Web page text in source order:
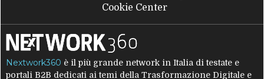
Cookie Center
Nextwork360 è il più grande network in Italia di testate e
portali B2B dedicati ai temi della Trasformazione Digitale e